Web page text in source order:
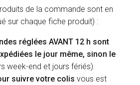
de la commande sont en
sur chaque fiche produit) :
réglées AVANT 12 h sont
le jour même, sinon le
week-end et jours fériés).
suivre votre colis vous est